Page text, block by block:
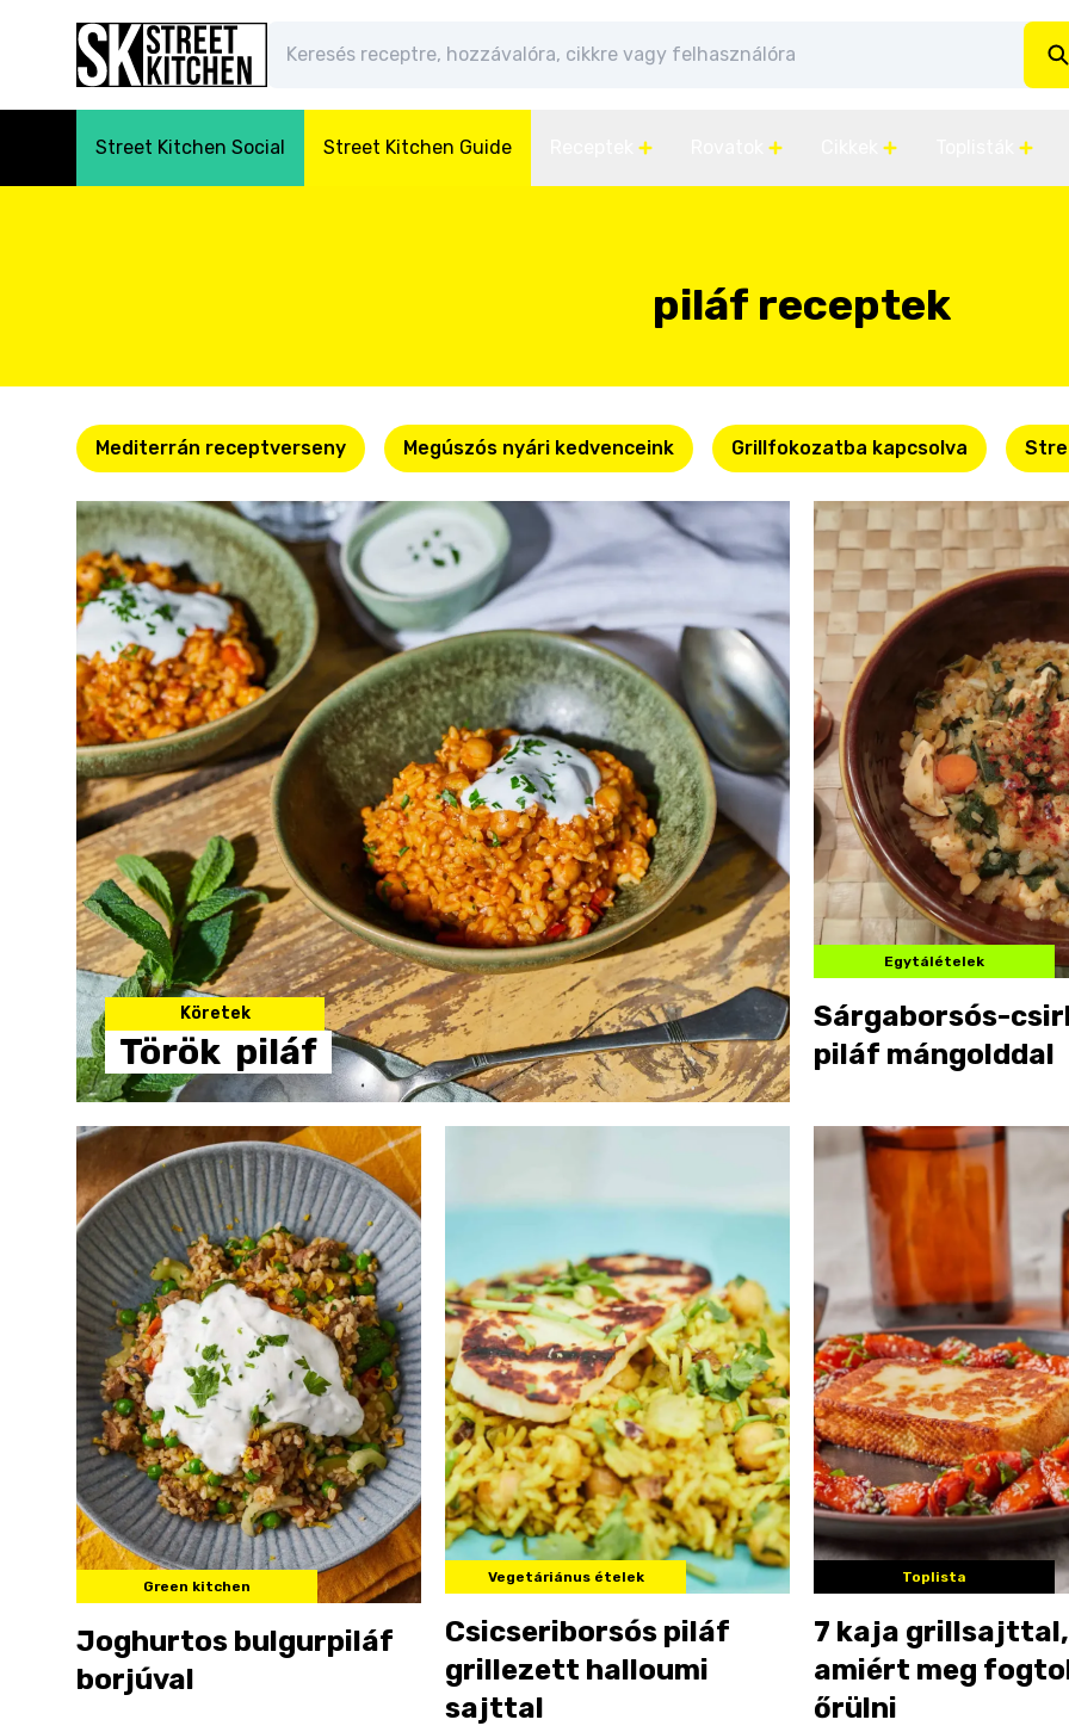
Street Kitchen Social Street Kitchen Guide
piláf receptek
Mediterrán receptverseny Megúszós nyári kedvenceink Grillfokozatba kapcsolva
Köretek
Török piláf
Egytálételek
Sárgaborsós-
piláf mángolddal
Green kitchen
Joghurtos bulgurpiláf
borjúval
Vegetáriánus ételek
Csicseriborsós piláf
grillezett halloumi
sajttal
Toplista
7 kaja grillsajttal,
amiért meg
őrülni